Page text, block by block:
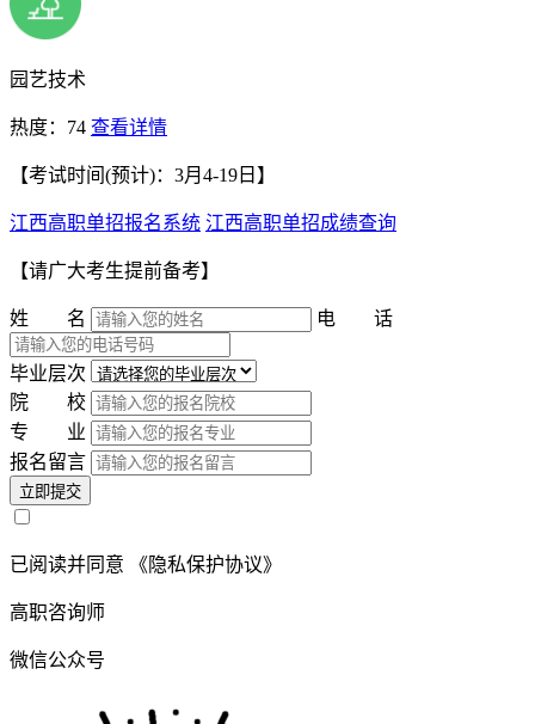
园艺技术
热度：74 查看详情
【考试时间(预计)：3月4-19日】
江西高职单招报名系统 江西高职单招成绩查询
【请广大考生提前备考】
姓 名 电 话
毕业层次
院 校
专 业
报名留言
立即提交
已阅读并同意 《隐私保护协议》
高职咨询师
微信公众号